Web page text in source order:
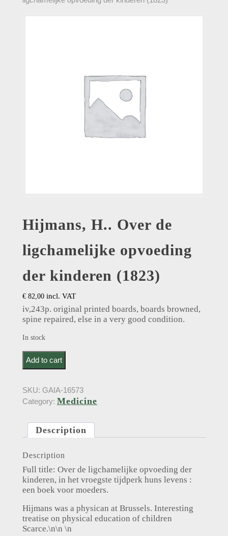
Hijmans, H.. Over de
ligchamelijke opvoeding
der kinderen (1823)
€ 82,00 incl. VAT
iv,243p. original printed boards, boards browned,
spine repaired, else in a very good condition.
In stock
Hijmans, H.. Over de ligchamelijke opvoeding der
kinderen (1823) quantity
Add to cart
SKU: GAIA-16573
Category: Medicine
Description
Description
Full title: Over de ligchamelijke opvoeding der
kinderen, in het vroegste tijdperk huns levens :
een boek voor moeders.
Hijmans was a physican at Brussels. Interesting
treatise on physical education of children
Scarce.\n\n \n